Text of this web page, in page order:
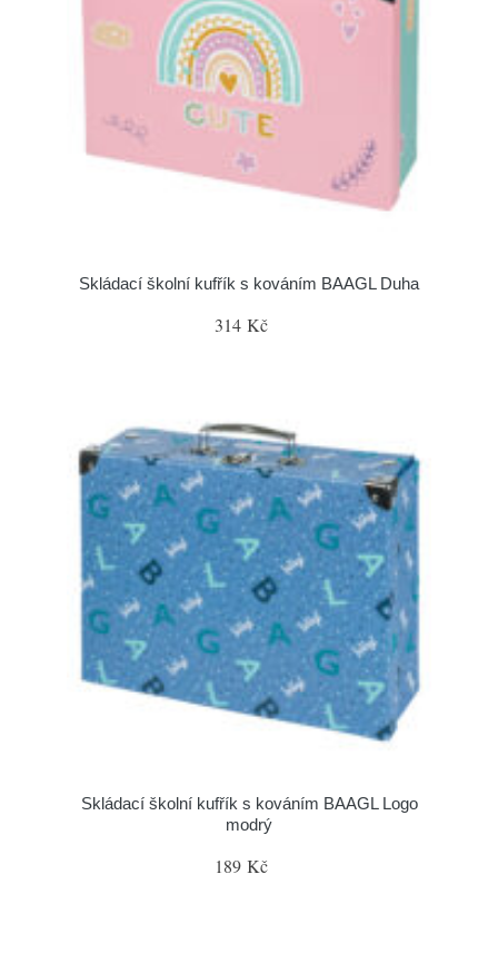
Skládací školní kufřík s kováním BAAGL Duha
314 Kč
Skládací školní kufřík s kováním BAAGL Logo
modrý
189 Kč